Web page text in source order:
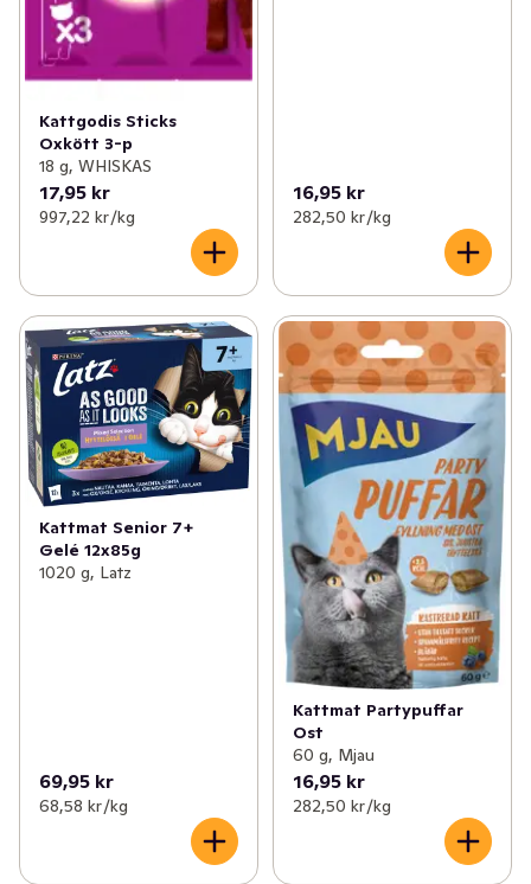
Kattgodis Sticks
Oxkött 3-p
18 g, WHISKAS
17,95 kr
997,22 kr /kg
16,95 kr
282,50 kr /kg
Kattmat Senior 7+
Gelé 12x85g
1020 g, Latz
69,95 kr
68,58 kr /kg
Kattmat Partypuffar
Ost
60 g, Mjau
16,95 kr
282,50 kr /kg